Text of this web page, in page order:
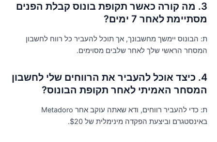
3. מה קורה כאשר תקופת בונוס קבלת הפנים
לאחר 7 ימים?
הבונוס יימשך מחשבונך, אך תוכל להעביר כל רווח לחשבון
הראשי שלך לאחר שלבים מסוימים.
4. כיצד אוכל להעביר את הרווחים שלי לחשבון
האמיתי לאחר תקופת הבונוס?
ת: כדי להעביר רווחים, ודא שאתה עוקב אחר Metadoro
וביצעת הפקדה מינימלית של $20.